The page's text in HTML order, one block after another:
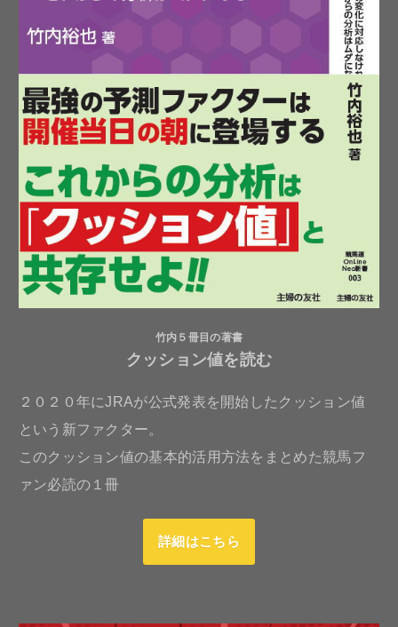
竹内５冊目の著書
クッション値を読む
２０２０年にJRAが公式発表を開始したクッション値
という新ファクター。
このクッション値の基本的活用方法をまとめた競馬フ
ァン必読の１冊
詳細はこちら